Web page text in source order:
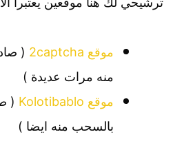
موقع 2captcha
(
منه مرات عديدة )
موقع Kolotibablo
(
بالسحب منه ايضا )